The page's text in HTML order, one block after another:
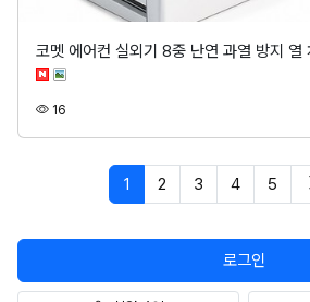
코멧 에어컨 실외기 8중 난연 과열 방지 열
16
1 페이지 현재
2 3 4 5
로그인